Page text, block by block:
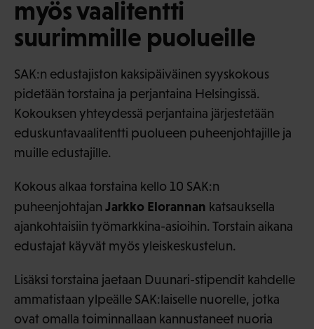
myös vaalitentti
suurimmille puolueille
SAK:n edustajiston kaksipäiväinen syyskokous
pidetään torstaina ja perjantaina Helsingissä.
Kokouksen yhteydessä perjantaina järjestetään
eduskuntavaalitentti puolueen puheenjohtajille ja
muille edustajille.
Kokous alkaa torstaina kello 10 SAK:n
puheenjohtajan Jarkko Elorannan katsauksella
ajankohtaisiin työmarkkina-asioihin. Torstain aikana
edustajat käyvät myös yleiskeskustelun.
Lisäksi torstaina jaetaan Duunari-stipendit kahdelle
ammatistaan ylpeälle SAK:laiselle nuorelle, jotka
ovat omalla toiminnallaan kannustaneet nuoria